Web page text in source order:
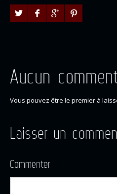
Aucun
Vous pouvez être le premier à
Laisser un
Commenter